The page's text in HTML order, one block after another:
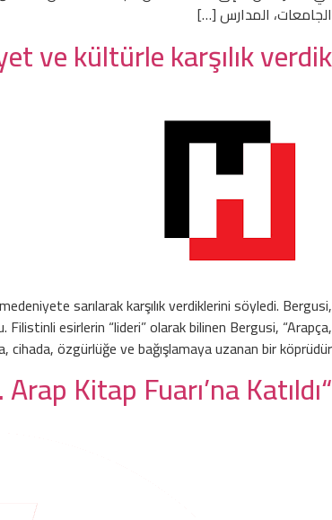
الجامعات، المدارس […]
ve kültürle karşılık verdik”
sarılarak karşılık verdiklerini söyledi. Bergusi,
Filistinli esirlerin “lideri” olarak bilinen Bergusi, “Arapça,
cihada, özgürlüğe ve bağışlamaya uzanan bir köprüdür.” […]
“Merhamet” Derneği temsilcileri, İstanbul’da 10. Arap Kitap Fuarı’na Katıldı